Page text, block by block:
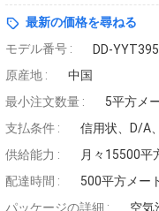
最新の価格を尋ねる
モデル番号 :
DD-YYT395
原産地 :
中国
最小注文数量 :
5平方メ
支払条件 :
信用状、D/A
供給能力 :
月々15500平
配達時間 :
500平方メー
パッケージの詳細 :
空気